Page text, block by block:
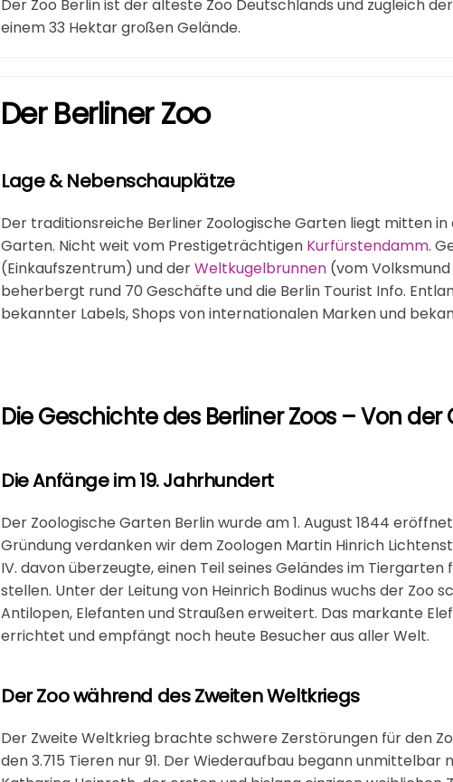
Der Zoo Berlin ist der älteste Zoo Deutschlands und zugleich
einem 33 Hektar großen Gelände.
Der Berliner Zoo
Lage & Nebenschauplätze
Der traditionsreiche Berliner Zoologische Garten liegt mitten
Garten. Nicht weit vom Prestigeträchtigen Kurfürstendamm.
(Einkaufszentrum) und derWeltkugelbrunnen (vom
beherbergt rund 70 Geschäfte und die Berlin Tourist Info.
bekannter Labels, Shops von internationalen Marken und
Die Geschichte des Berliner Zoos – Von
Die Anfänge im 19. Jahrhundert
Der Zoologische Garten Berlinwurde am 1. August 1844
Gründung verdanken wir dem Zoologen Martin Hinrich
IV. davon überzeugte, einen Teil seines Geländes im
stellen. Unter der Leitung von Heinrich Bodinus wuchs der Zoo
Antilopen, Elefanten und Straußen erweitert. Das markante
errichtet und empfängt noch heute Besucher aus aller Welt.
Der Zoo während des Zweiten Weltkriegs
Der Zweite Weltkrieg brachte schwere Zerstörungen für den
den 3.715 Tieren nur 91. Der Wiederaufbau begann